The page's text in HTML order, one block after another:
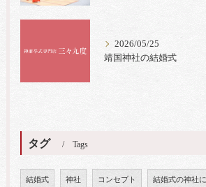
2026/05/25
靖国神社の結婚式
タグ Tags
結婚式 神社 コンセプト 結婚式の神社